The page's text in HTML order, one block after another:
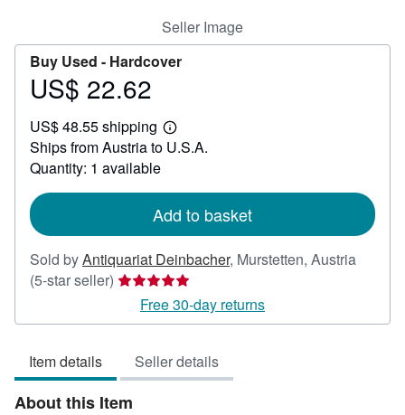
Seller Image
Buy Used - Hardcover
Price
22.62
US$ 22.62
US$ 48.55 shipping
Learn
more
Ships from Austria to U.S.A.
Quantity: 1 available
Add to basket
Sold byAntiquariat Deinbacher, Murstetten, Austria
(5-star seller) Seller
rating
5
5
stars
Free 30-day returns
Item details Seller details
About this Item